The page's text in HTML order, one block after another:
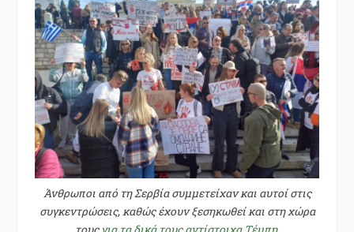
Άνθρωποι από τη Σερβία συμμετείχαν και αυτοί στις
συγκεντρώσεις, καθώς έχουν ξεσηκωθεί και στη χώρα